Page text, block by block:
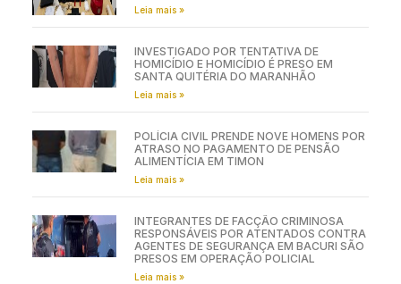
Leia mais »
INVESTIGADO POR TENTATIVA DE
HOMICÍDIO E HOMICÍDIO É PRESO EM
SANTA QUITÉRIA DO MARANHÃO
Leia mais »
POLÍCIA CIVIL PRENDE NOVE HOMENS POR
ATRASO NO PAGAMENTO DE PENSÃO
ALIMENTÍCIA EM TIMON
Leia mais »
INTEGRANTES DE FACÇÃO CRIMINOSA
RESPONSÁVEIS POR ATENTADOS CONTRA
AGENTES DE SEGURANÇA EM BACURI SÃO
PRESOS EM OPERAÇÃO POLICIAL
Leia mais »